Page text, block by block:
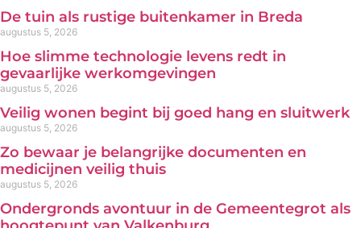
De tuin als rustige buitenkamer in Breda
augustus 5, 2026
Hoe slimme technologie levens redt in
gevaarlijke werkomgevingen
augustus 5, 2026
Veilig wonen begint bij goed hang en sluitwerk
augustus 5, 2026
Zo bewaar je belangrijke documenten en
medicijnen veilig thuis
augustus 5, 2026
Ondergronds avontuur in de Gemeentegrot als